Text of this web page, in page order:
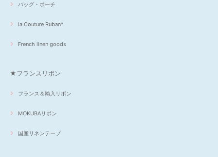
バッグ・ポーチ
la Couture Ruban*
French linen goods
★フランスリボン
フランス＆輸入リボン
MOKUBAリボン
国産リネンテープ